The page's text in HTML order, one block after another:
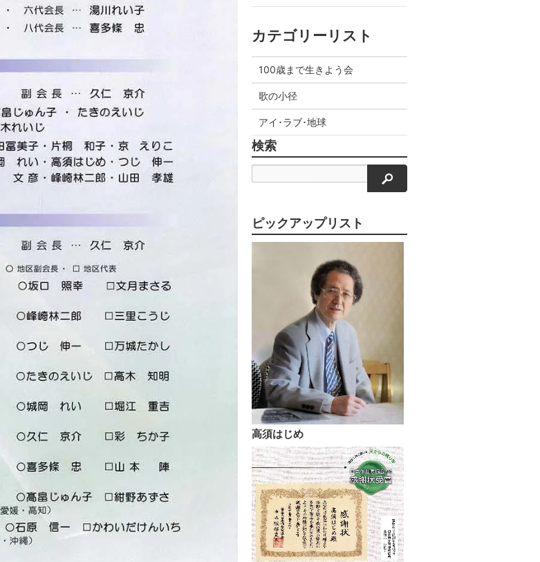
カテゴリーリスト
100歳まで生きよう会
歌の小径
アイ･ラブ･地球
検索
検索
ピックアップリスト
高須はじめ